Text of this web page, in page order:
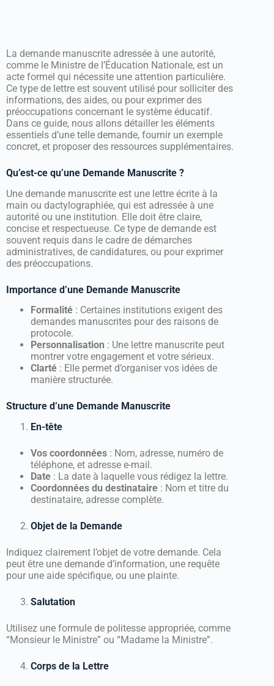
La demande manuscrite adressée à une autorité,
comme le Ministre de l’Éducation Nationale, est un
acte formel qui nécessite une attention particulière.
Ce type de lettre est souvent utilisé pour solliciter des
informations, des aides, ou pour exprimer des
préoccupations concernant le système éducatif.
Dans ce guide, nous allons détailler les éléments
essentiels d’une telle demande, fournir un exemple
concret, et proposer des ressources supplémentaires.
Qu’est-ce qu’une Demande Manuscrite ?
Une demande manuscrite est une lettre écrite à la
main ou dactylographiée, qui est adressée à une
autorité ou une institution. Elle doit être claire,
concise et respectueuse. Ce type de demande est
souvent requis dans le cadre de démarches
administratives, de candidatures, ou pour exprimer
des préoccupations.
Importance d’une Demande Manuscrite
Formalité : Certaines institutions exigent des
demandes manuscrites pour des raisons de
protocole.
Personnalisation : Une lettre manuscrite peut
montrer votre engagement et votre sérieux.
Clarté : Elle permet d’organiser vos idées de
manière structurée.
Structure d’une Demande Manuscrite
En-tête
Vos coordonnées : Nom, adresse, numéro de
téléphone, et adresse e-mail.
Date : La date à laquelle vous rédigez la lettre.
Coordonnées du destinataire : Nom et titre du
destinataire, adresse complète.
Objet de la Demande
Indiquez clairement l’objet de votre demande. Cela
peut être une demande d’information, une requête
pour une aide spécifique, ou une plainte.
Salutation
Utilisez une formule de politesse appropriée, comme
“Monsieur le Ministre” ou “Madame la Ministre”.
Corps de la Lettre